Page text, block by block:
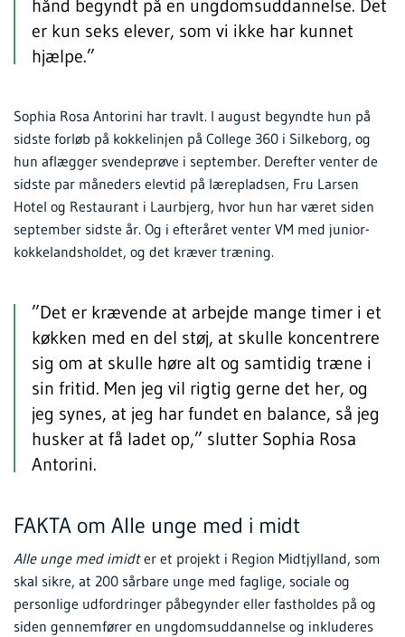
hånd begyndt på en ungdomsuddannelse. Det
er kun seks elever, som vi ikke har kunnet
hjælpe.”
Sophia Rosa Antorini har travlt. I august begyndte hun på
sidste forløb på kokkelinjen på College 360 i Silkeborg, og
hun aflægger svendeprøve i september. Derefter venter de
sidste par måneders elevtid på lærepladsen, Fru Larsen
Hotel og Restaurant i Laurbjerg, hvor hun har været siden
september sidste år. Og i efteråret venter VM med junior-
kokkelandsholdet, og det kræver træning.
”Det er krævende at arbejde mange timer i et
køkken med en del støj, at skulle koncentrere
sig om at skulle høre alt og samtidig træne i
sin fritid. Men jeg vil rigtig gerne det her, og
jeg synes, at jeg har fundet en balance, så jeg
husker at få ladet op,” slutter Sophia Rosa
Antorini.
FAKTA om Alle unge med i midt
Alle unge med imidter et projekt i Region Midtjylland, som
skal sikre, at 200 sårbare unge med faglige, sociale og
personlige udfordringer påbegynder eller fastholdes på og
siden gennemfører en ungdomsuddannelse og inkluderes